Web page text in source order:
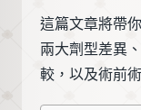
這篇文章將帶
兩大劑型差異
較，以及術前